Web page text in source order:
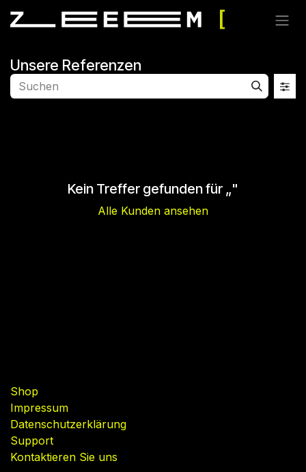
Unsere Referenzen
Kein Treffer gefunden für „"
Alle Kunden ansehen
Shop
Impressum
Datenschutzerklärung
Support
Kontaktieren Sie uns